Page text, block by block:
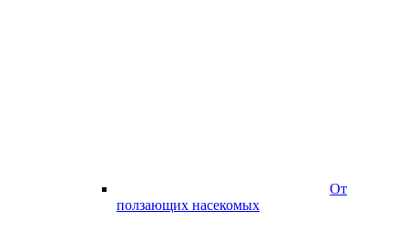
От
ползающих насекомых